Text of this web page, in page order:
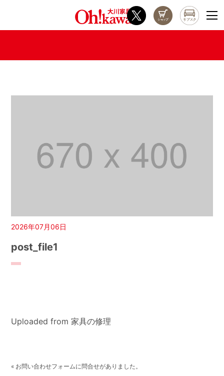
2026年07月06日
post_file1
Uploaded from 家具の修理
« お問い合わせフォームに問合せがありました。